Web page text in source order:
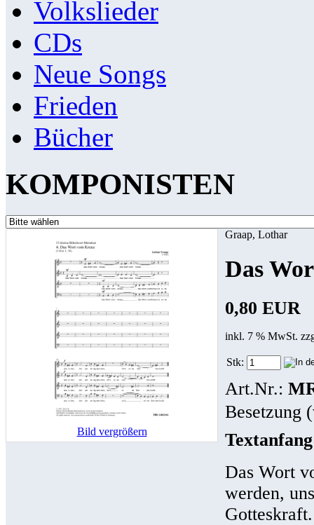
Volkslieder
CDs
Neue Songs
Frieden
Bücher
KOMPONISTEN
Bild vergrößern
Graap, Lothar
Das
0,80 EUR
inkl. 7 % MwSt.
Stk:
Art.Nr.:
Besetzung
Das Wort
werden,
Gotteskraft.